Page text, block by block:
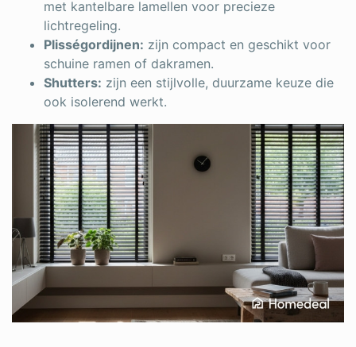
met kantelbare lamellen voor precieze
lichtregeling.
Plisségordijnen: zijn compact en geschikt voor
schuine ramen of dakramen.
Shutters: zijn een stijlvolle, duurzame keuze die
ook isolerend werkt.